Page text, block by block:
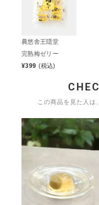
農悠舎王隠堂
完熟梅ゼリー
¥399 (税込)
この商品を見た人は